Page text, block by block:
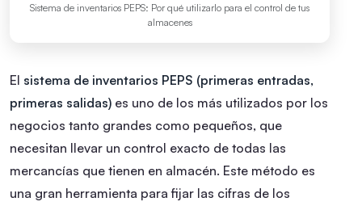
Sistema de inventarios PEPS: Por qué utilizarlo para el control de tus
almacenes
El sistema de inventarios PEPS (primeras entradas,
primeras salidas) es uno de los más utilizados por los
negocios tanto grandes como pequeños, que
necesitan llevar un control exacto de todas las
mercancías que tienen en almacén. Este método es
una gran herramienta para fijar las cifras de los